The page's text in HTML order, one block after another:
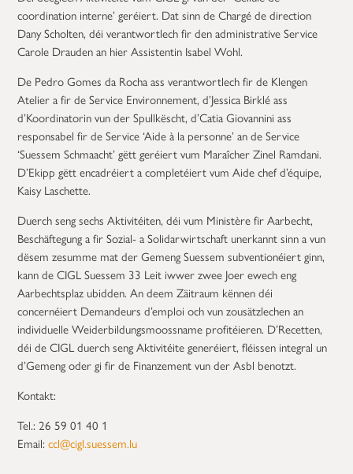
coordination interne’ geréiert. Dat sinn de Chargé de direction
Dany Scholten, déi verantwortlech fir den administrative Service
Carole Drauden an hier Assistentin Isabel Wohl.
De Pedro Gomes da Rocha ass verantwortlech fir de Klengen
Atelier a fir de Service Environnement, d’Jessica Birklé ass
d’Koordinatorin vun der Spullkëscht, d’Catia Giovannini ass
responsabel fir de Service ‘Aide à la personne’ an de Service
‘Suessem Schmaacht’ gëtt geréiert vum Maraîcher Zinel Ramdani.
D’Ekipp gëtt encadréiert a completéiert vum Aide chef d’équipe,
Kaisy Laschette.
Duerch seng sechs Aktivitéiten, déi vum Ministère fir Aarbecht,
Beschäftegung a fir Sozial- a Solidarwirtschaft unerkannt sinn a vun
dësem zesumme mat der Gemeng Suessem subventionéiert ginn,
kann de CIGL Suessem 33 Leit iwwer zwee Joer ewech eng
Aarbechtsplaz ubidden. An deem Zäitraum kënnen déi
concernéiert Demandeurs d’emploi och vun zousätzlechen an
individuelle Weiderbildungsmoossname profitéieren. D’Recetten,
déi de CIGL duerch seng Aktivitéite generéiert, fléissen integral un
d’Gemeng oder gi fir de Finanzement vun der Asbl benotzt.
Kontakt:
Tel.: 26 59 01 40 1
Email:ccl@cigl.suessem.lu